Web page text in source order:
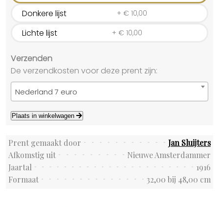
Donkere lijst
+ € 10,00
Lichte lijst + € 10,00
Verzenden
De verzendkosten voor deze prent zijn:
Nederland 7 euro
Plaats in winkelwagen
Prent gemaakt door
Jan Sluijters
Afkomstig uit
Nieuwe Amsterdammer
Jaartal
1916
Formaat
32,00 bij 48,00 cm